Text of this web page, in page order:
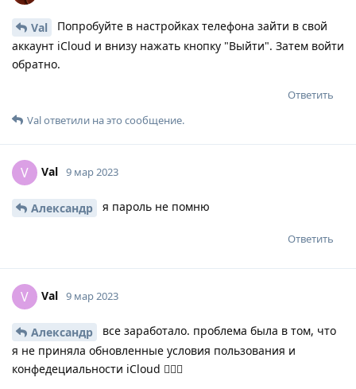
Val
Попробуйте в настройках телефона зайти в свой
аккаунт iCloud и внизу нажать кнопку "Выйти". Затем войти
обратно.
Ответить
Valответили на это сообщение.
V Val 9 мар 2023
Александр я пароль не помню
Ответить
V Val 9 мар 2023
Александр
все заработало. проблема была в том, что
я не приняла обновленные условия пользования и
конфедециальности iCloud 🤦🏽‍♀️